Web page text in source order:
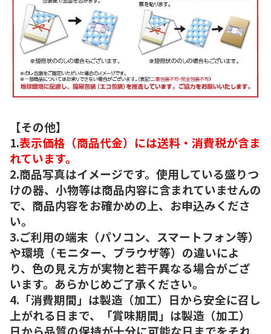
【その他】
1.表示価格（商品代金）には送料・消費税が含ま
れています。
2.商品写真はイメージです。使用している盛りつ
けの器、小物等は商品内容に含まれていませんの
で、商品内容をお確かめの上、お申込みくださ
い。
3.ご利用の端末（パソコン、スマートフォン等）
や環境（モニター、ブラウザ等）の違いによ
り、色の見え方が実物と若干異なる場合がござ
います。あらかじめご了承ください。
4.「消費期間」は製造（加工）日から安全に召し
上がれる日まで、「賞味期間」は製造（加工）